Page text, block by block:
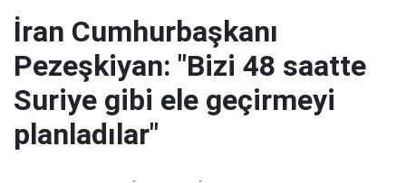
İran Cumhurbaşkanı
Pezeşkiyan: "Bizi 48 saatte
Suriye gibi ele geçirmeyi
planladılar"